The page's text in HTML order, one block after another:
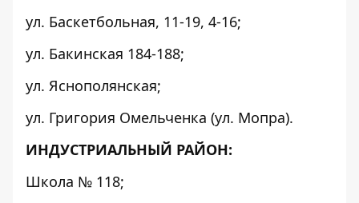
ул. Баскетбольная, 11-19, 4-16;
ул. Бакинская 184-188;
ул. Яснополянская;
ул. Григория Омельченка (ул. Мопра).
ИНДУСТРИАЛЬНЫЙ РАЙОН:
Школа № 118;